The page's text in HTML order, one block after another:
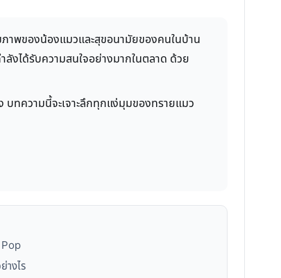
าพของน้องแมวและสุขอนามัยของคนในบ้าน
งได้รับความสนใจอย่างมากในตลาด ด้วย
ทความนี้จะเจาะลึกทุกแง่มุมของทรายแมว
างไร